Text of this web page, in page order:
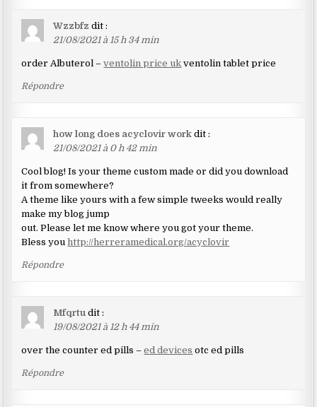
Wzzbfz dit :
21/08/2021 à 15 h 34 min
order Albuterol –ventolin price uk ventolin tablet price
Répondre
how long does acyclovir work dit :
21/08/2021 à 0 h 42 min
Cool blog! Is your theme custom made or did you download
it from somewhere?
A theme like yours with a few simple tweeks would really
make my blog jump
out. Please let me know where you got your theme.
Bless youhttp://herreramedical.org/acyclovir
Répondre
Mfqrtu dit :
19/08/2021 à 12 h 44 min
over the counter ed pills –ed devices otc ed pills
Répondre